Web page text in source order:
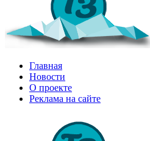
Главная
Новости
О проекте
Реклама на сайте